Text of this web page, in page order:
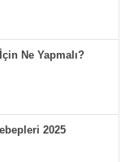
Ne Yapmalı?
2025